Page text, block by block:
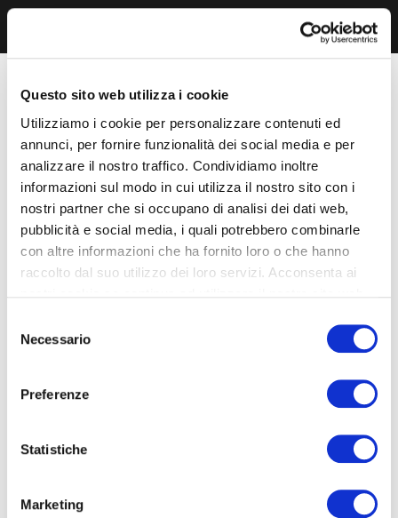
Questo sito web utilizza i cookie
Utilizziamo i cookie per personalizzare contenuti ed
annunci, per fornire funzionalità dei social media e per
analizzare il nostro traffico. Condividiamo inoltre
informazioni sul modo in cui utilizza il nostro sito con i
nostri partner che si occupano di analisi dei dati web,
pubblicità e social media, i quali potrebbero combinarle
con altre informazioni che ha fornito loro o che hanno
raccolto dal suo utilizzo dei loro servizi. Acconsenta ai
delNecessario
Preferenze
Statistiche
Marketing